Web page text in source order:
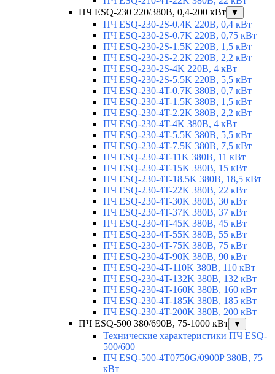
ПЧ ESQ-230 220/380В, 0,4-200 кВт
▼
ПЧ ESQ-230-2S-0.4K 220В, 0,4 кВт
ПЧ ESQ-230-2S-0.7K 220В, 0,75 кВт
ПЧ ESQ-230-2S-1.5K 220В, 1,5 кВт
ПЧ ESQ-230-2S-2.2K 220В, 2,2 кВт
ПЧ ESQ-230-2S-4K 220В, 4 кВт
ПЧ ESQ-230-2S-5.5K 220В, 5,5 кВт
ПЧ ESQ-230-4T-0.7K 380В, 0,7 кВт
ПЧ ESQ-230-4T-1.5K 380В, 1,5 кВт
ПЧ ESQ-230-4T-2.2K 380В, 2,2 кВт
ПЧ ESQ-230-4T-4K 380В, 4 кВт
ПЧ ESQ-230-4T-5.5K 380В, 5,5 кВт
ПЧ ESQ-230-4T-7.5K 380В, 7,5 кВт
ПЧ ESQ-230-4T-11K 380В, 11 кВт
ПЧ ESQ-230-4T-15K 380В, 15 кВт
ПЧ ESQ-230-4T-18.5K 380В, 18,5 кВт
ПЧ ESQ-230-4T-22K 380В, 22 кВт
ПЧ ESQ-230-4T-30K 380В, 30 кВт
ПЧ ESQ-230-4T-37K 380В, 37 кВт
ПЧ ESQ-230-4T-45K 380В, 45 кВт
ПЧ ESQ-230-4T-55K 380В, 55 кВт
ПЧ ESQ-230-4T-75K 380В, 75 кВт
ПЧ ESQ-230-4T-90K 380В, 90 кВт
ПЧ ESQ-230-4T-110K 380В, 110 кВт
ПЧ ESQ-230-4T-132K 380В, 132 кВт
ПЧ ESQ-230-4T-160K 380В, 160 кВт
ПЧ ESQ-230-4T-185K 380В, 185 кВт
ПЧ ESQ-230-4T-200K 380В, 200 кВт
ПЧ ESQ-500 380/690В, 75-1000 кВт
▼
Технические характеристики ПЧ ESQ-
500/600
ПЧ ESQ-500-4T0750G/0900P 380В, 75
кВт